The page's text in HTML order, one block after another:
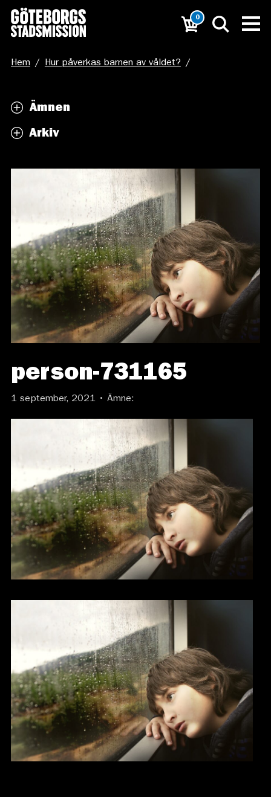
0
Hem / Hur påverkas barnen av våldet? /
Ämnen
Arkiv
person-731165
1 september, 2021 • Ämne: